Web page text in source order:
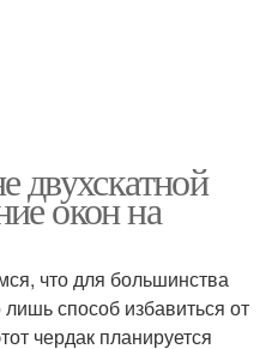
двухскатной
окон на
что для большинства
способ избавиться от
чердак планируется